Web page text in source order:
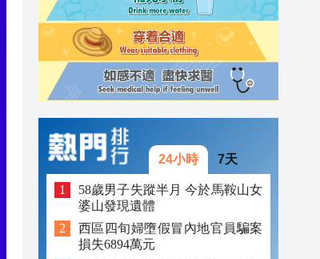
24小時 7天
58歲男子失蹤半月 今於馬鞍山女
婆山發現遺體
西區四旬婦墮假冒內地官員騙案
損失6894萬元